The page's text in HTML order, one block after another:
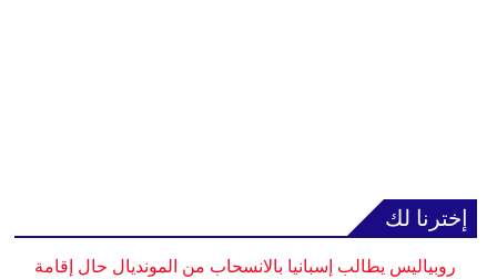
إخترنا لك
روبياليس يطالب إسبانيا بالانسحاب من المونديال حال إقامة